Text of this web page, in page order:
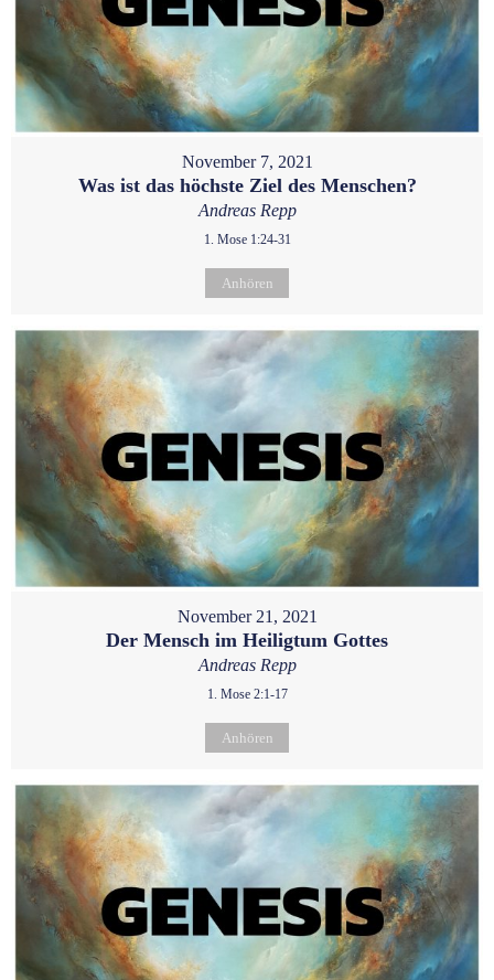
November 7, 2021
Was ist das höchste Ziel des Menschen?
Andreas Repp
1. Mose 1:24-31
Anhören
November 21, 2021
Der Mensch im Heiligtum Gottes
Andreas Repp
1. Mose 2:1-17
Anhören